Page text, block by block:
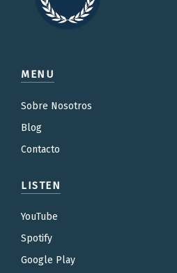
MENU
Sobre Nosotros
Blog
Contacto
LISTEN
YouTube
Spotify
Google Play